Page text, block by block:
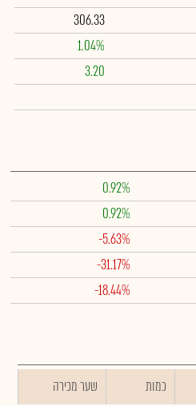
306.33
1.04%
3.20
0.92%
0.92%
-5.63%
-31.17%
-18.44%
כמות
שער מכירה